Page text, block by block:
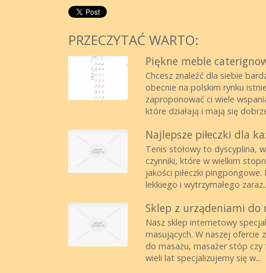
PRZECZYTAĆ WARTO:
Piękne meble
Chcesz znaleźć dla siebie
obecnie na polskim rynku
zaproponować ci wiele
które działają i mają się
Najlepsze piłeczki dla
Tenis stołowy to dyscyplina,
czynniki, które w wielkim
jakości piłeczki
lekkiego i wytrzymałego
Sklep z urządeniami do
Nasz sklep internetowy
masujących. W naszej
do masażu, masażer stóp czy
wieli lat specjalizujemy się w...